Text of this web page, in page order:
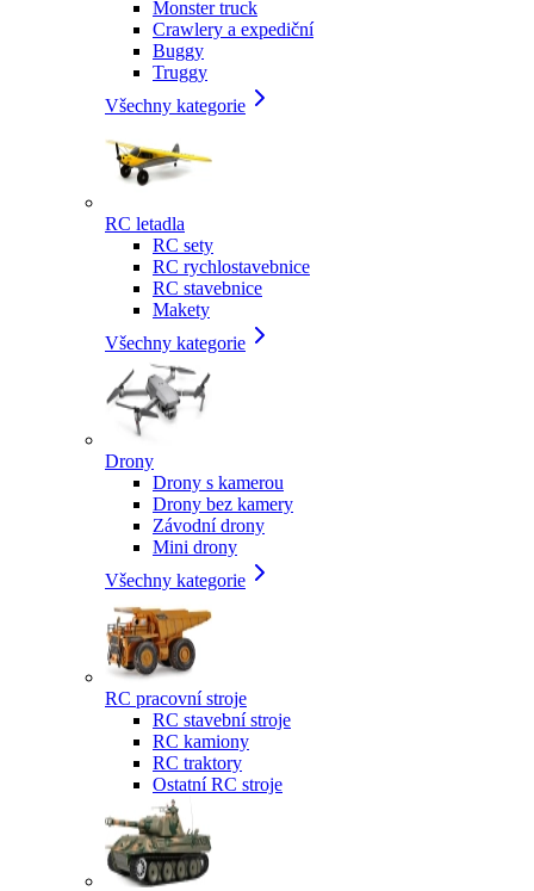
Monster truck
Crawlery a expediční
Buggy
Truggy
Všechny kategorie
RC letadla
RC sety
RC rychlostavebnice
RC stavebnice
Makety
Všechny kategorie
Drony
Drony s kamerou
Drony bez kamery
Závodní drony
Mini drony
Všechny kategorie
RC pracovní stroje
RC stavební stroje
RC kamiony
RC traktory
Ostatní RC stroje